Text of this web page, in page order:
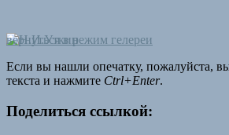
вернуться в режим гелереи
Если вы нашли опечатку, пожалуйста,
текста и нажмите Ctrl+Enter.
Поделиться ссылкой: